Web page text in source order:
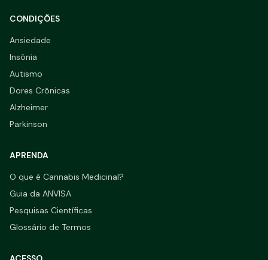
CONDIÇÕES
Ansiedade
Insônia
Autismo
Dores Crônicas
Alzheimer
Parkinson
APRENDA
O que é Cannabis Medicinal?
Guia da ANVISA
Pesquisas Científicas
Glossário de Termos